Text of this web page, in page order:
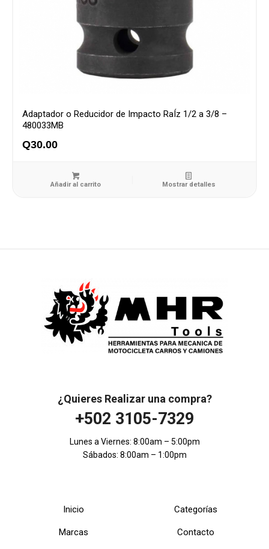
Adaptador o Reducidor de Impacto RaÍz 1/2 a 3/8 –
480033MB
Q30.00
Añadir al carrito Mostrar detalles
¿Quieres Realizar una compra?
+502 3105-7329
Lunes a Viernes: 8:00am – 5:00pm
Sábados: 8:00am – 1:00pm
Inicio Categorías
Marcas Contacto